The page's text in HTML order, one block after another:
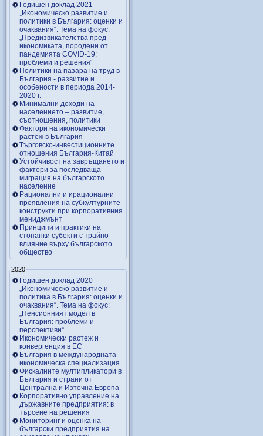
Годишен доклад 2021
„Икономическо развитие и
политики в България: оценки и
очаквания“. Тема на фокус:
„Предизвикателства пред
икономиката, породени от
пандемията COVID-19:
проблеми и решения“
Политики на пазара на труд в
България - развитие и
особености в периода 2014-
2020 г.
Минимални доходи на
населението – развитие,
съотношения, политики
Фактори на икономически
растеж в България
Търговско-инвестиционните
отношения България-Китай
Устойчивост на завръщането и
фактори за последваща
миграция на българското
население
Рационални и ирационални
проявления на субкултурните
конструкти при корпоративния
мениджмънт
Принципи и практики на
стопанки субекти с трайно
влияние върху българското
общество
2020
Годишен доклад 2020
„Икономическо развитие и
политика в България: оценки и
очаквания“. Тема на фокус:
„Пенсионният модел в
България: проблеми и
перспективи“
Икономически растеж и
конвергенция в ЕС
България в международната
икономическа специализация
Фискалните мултипликатори в
България и страни от
Централна и Източна Европа
Корпоративно управление на
държавните предприятия: в
търсене на решения
Мониторинг и оценка на
български предприятия на